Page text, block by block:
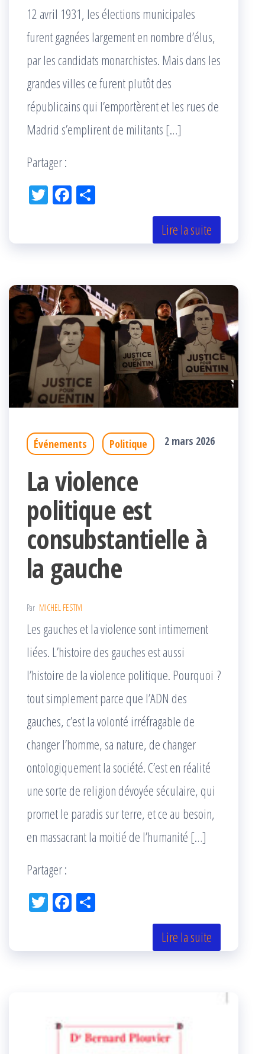
12 avril 1931, les élections municipales
furent gagnées largement en nombre d’élus,
par les candidats monarchistes. Mais dans les
grandes villes ce furent plutôt des
républicains qui l’emportèrent et les rues de
Madrid s’emplirent de militants […]
Partager :
Tw Fac
k r
Lire la suite
Événements Politique 2 mars 2026
La violence
politique est
consubstantielle à
la gauche
Par MICHEL FESTIVI
Les gauches et la violence sont intimement
liées. L’histoire des gauches est aussi
l’histoire de la violence politique. Pourquoi ?
tout simplement parce que l’ADN des
gauches, c’est la volonté irréfragable de
changer l’homme, sa nature, de changer
ontologiquement la société. C’est en réalité
une sorte de religion dévoyée séculaire, qui
promet le paradis sur terre, et ce au besoin,
en massacrant la moitié de l’humanité […]
Partager :
Tw Fac
k r
Lire la suite